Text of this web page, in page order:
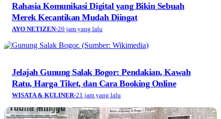
Rahasia Komunikasi Digital yang Bikin Sebuah
Merek Kecantikan Mudah Diingat
AYO NETIZEN·20 jam yang lalu
Jelajah Gunung Salak Bogor: Pendakian, Kawah
Ratu, Harga Tiket, dan Cara Booking Online
WISATA & KULINER·21 jam yang lalu